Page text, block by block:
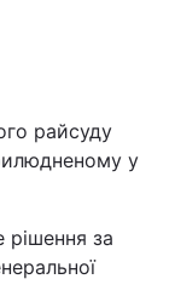
райсуду
у
рішення за